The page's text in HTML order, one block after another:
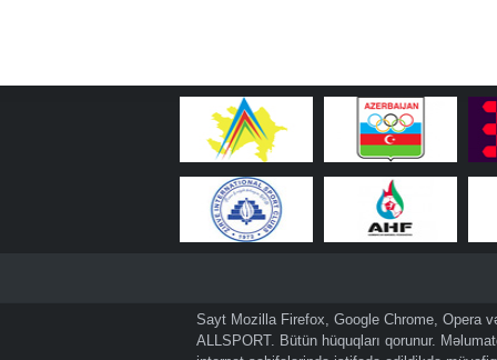
Sayt Mozilla Firefox, Google Chrome, Opera
ALLSPORT. Bütün hüquqları qorunur.